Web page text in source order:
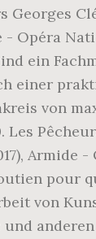
Georges
Opéra
ein
einer
von
Armide
pour
von